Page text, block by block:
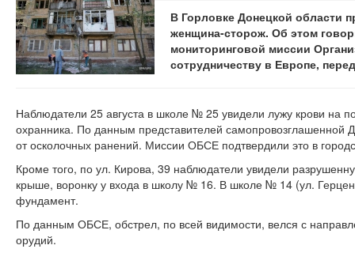
В Горловке Донецкой области
женщина-сторож. Об этом
мониторинговой миссии
сотрудничеству в Европе,
Наблюдатели 25 августа в школе № 25 увидели лужу крови на
охранника. По данным представителей самопровозглашенной
от осколочных ранений. Миссии ОБСЕ подтвердили это в
Кроме того, по ул. Кирова, 39 наблюдатели увидели
крыше, воронку у входа в школу № 16. В школе № 14 (ул.
фундамент.
По данным ОБСЕ, обстрел, по всей видимости, велся с
орудий.